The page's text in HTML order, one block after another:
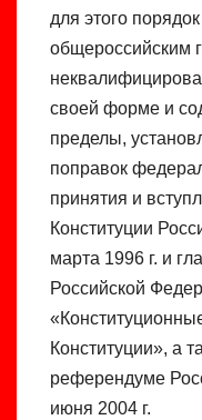
для этого
общероссийским
своей форме и
пределы,
поправок
принятия и
Конституции
марта 1996 г. и
Российской
Конституции», а
референдуме
июня 2004 г.